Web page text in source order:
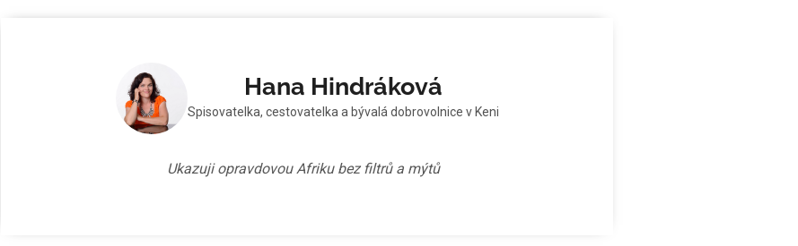
Hana Hindráková
Spisovatelka, cestovatelka a bývalá dobrovolnice v Keni
Ukazuji opravdovou Afriku bez filtrů a mýtů